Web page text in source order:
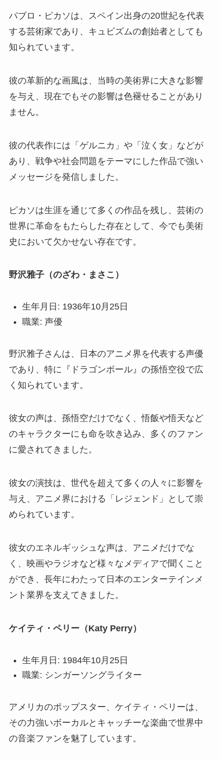
パブロ・ピカソは、スペイン出身の20世紀を代表
する芸術家であり、キュビズムの創始者としても
知られています。
彼の革新的な画風は、当時の美術界に大きな影響
を与え、現在でもその影響は色褪せることがあり
ません。
彼の代表作には「ゲルニカ」や「泣く女」などが
あり、戦争や社会問題をテーマにした作品で強い
メッセージを発信しました。
ピカソは生涯を通じて多くの作品を残し、芸術の
世界に革命をもたらした存在として、今でも美術
史において欠かせない存在です。
野沢雅子（のざわ・まさこ）
生年月日: 1936年10月25日
職業: 声優
野沢雅子さんは、日本のアニメ界を代表する声優
であり、特に『ドラゴンボール』の孫悟空役で広
く知られています。
彼女の声は、孫悟空だけでなく、悟飯や悟天など
のキャラクターにも命を吹き込み、多くのファン
に愛されてきました。
彼女の演技は、世代を超えて多くの人々に影響を
与え、アニメ界における「レジェンド」として崇
められています。
彼女のエネルギッシュな声は、アニメだけでな
く、映画やラジオなど様々なメディアで聞くこと
ができ、長年にわたって日本のエンターテインメ
ント業界を支えてきました。
ケイティ・ペリー（Katy Perry）
生年月日: 1984年10月25日
職業: シンガーソングライター
アメリカのポップスター、ケイティ・ペリーは、
その力強いボーカルとキャッチーな楽曲で世界中
の音楽ファンを魅了しています。